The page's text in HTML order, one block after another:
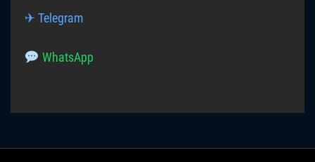
✈ Telegram
WhatsApp